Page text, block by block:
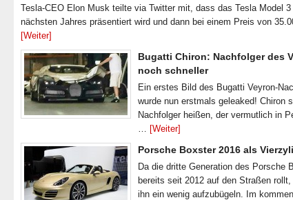
Tesla-CEO Elon Musk teilte via Twitter mit, dass das Tesla Model 3
nächsten Jahres präsentiert wird und dann bei einem Preis von
[Weiter]
Bugatti Chiron: Nachfolger des
noch schneller
Ein erstes Bild des Bugatti Veyron-
wurde nun erstmals geleaked! Chiron
Nachfolger heißen, der vermutlich in
… [Weiter]
Porsche Boxster 2016 als
Da die dritte Generation des Porsche
bereits seit 2012 auf den Straßen
ihn ein wenig aufzubügeln. Im